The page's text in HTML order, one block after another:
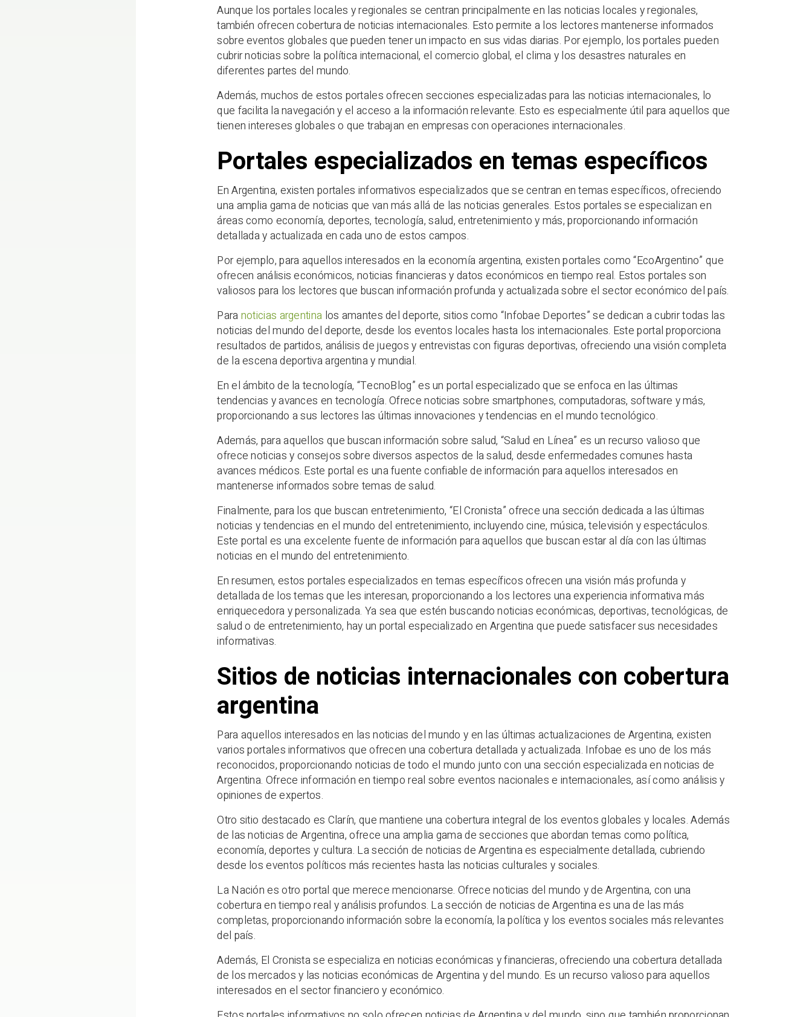
Aunque los portales locales y regionales se centran principalmente en las noticias locales y regionales,
también ofrecen cobertura de noticias internacionales. Esto permite a los lectores mantenerse informados
sobre eventos globales que pueden tener un impacto en sus vidas diarias. Por ejemplo, los portales pueden
cubrir noticias sobre la política internacional, el comercio global, el clima y los desastres naturales en
diferentes partes del mundo.
Además, muchos de estos portales ofrecen secciones especializadas para las noticias internacionales, lo
que facilita la navegación y el acceso a la información relevante. Esto es especialmente útil para aquellos que
tienen intereses globales o que trabajan en empresas con operaciones internacionales.
Portales especializados en temas específicos
En Argentina, existen portales informativos especializados que se centran en temas específicos, ofreciendo
una amplia gama de noticias que van más allá de las noticias generales. Estos portales se especializan en
áreas como economía, deportes, tecnología, salud, entretenimiento y más, proporcionando información
detallada y actualizada en cada uno de estos campos.
Por ejemplo, para aquellos interesados en la economía argentina, existen portales como “EcoArgentino” que
ofrecen análisis económicos, noticias financieras y datos económicos en tiempo real. Estos portales son
valiosos para los lectores que buscan información profunda y actualizada sobre el sector económico del país.
Para noticias argentina los amantes del deporte, sitios como “Infobae Deportes” se dedican a cubrir todas las
noticias del mundo del deporte, desde los eventos locales hasta los internacionales. Este portal proporciona
resultados de partidos, análisis de juegos y entrevistas con figuras deportivas, ofreciendo una visión completa
de la escena deportiva argentina y mundial.
En el ámbito de la tecnología, “TecnoBlog” es un portal especializado que se enfoca en las últimas
tendencias y avances en tecnología. Ofrece noticias sobre smartphones, computadoras, software y más,
proporcionando a sus lectores las últimas innovaciones y tendencias en el mundo tecnológico.
Además, para aquellos que buscan información sobre salud, “Salud en Línea” es un recurso valioso que
ofrece noticias y consejos sobre diversos aspectos de la salud, desde enfermedades comunes hasta
avances médicos. Este portal es una fuente confiable de información para aquellos interesados en
mantenerse informados sobre temas de salud.
Finalmente, para los que buscan entretenimiento, “El Cronista” ofrece una sección dedicada a las últimas
noticias y tendencias en el mundo del entretenimiento, incluyendo cine, música, televisión y espectáculos.
Este portal es una excelente fuente de información para aquellos que buscan estar al día con las últimas
noticias en el mundo del entretenimiento.
En resumen, estos portales especializados en temas específicos ofrecen una visión más profunda y
detallada de los temas que les interesan, proporcionando a los lectores una experiencia informativa más
enriquecedora y personalizada. Ya sea que estén buscando noticias económicas, deportivas, tecnológicas, de
salud o de entretenimiento, hay un portal especializado en Argentina que puede satisfacer sus necesidades
informativas.
Sitios de noticias internacionales con cobertura
argentina
Para aquellos interesados en las noticias del mundo y en las últimas actualizaciones de Argentina, existen
varios portales informativos que ofrecen una cobertura detallada y actualizada. Infobae es uno de los más
reconocidos, proporcionando noticias de todo el mundo junto con una sección especializada en noticias de
Argentina. Ofrece información en tiempo real sobre eventos nacionales e internacionales, así como análisis y
opiniones de expertos.
Otro sitio destacado es Clarín, que mantiene una cobertura integral de los eventos globales y locales. Además
de las noticias de Argentina, ofrece una amplia gama de secciones que abordan temas como política,
economía, deportes y cultura. La sección de noticias de Argentina es especialmente detallada, cubriendo
desde los eventos políticos más recientes hasta las noticias culturales y sociales.
La Nación es otro portal que merece mencionarse. Ofrece noticias del mundo y de Argentina, con una
cobertura en tiempo real y análisis profundos. La sección de noticias de Argentina es una de las más
completas, proporcionando información sobre la economía, la política y los eventos sociales más relevantes
del país.
Además, El Cronista se especializa en noticias económicas y financieras, ofreciendo una cobertura detallada
de los mercados y las noticias económicas de Argentina y del mundo. Es un recurso valioso para aquellos
interesados en el sector financiero y económico.